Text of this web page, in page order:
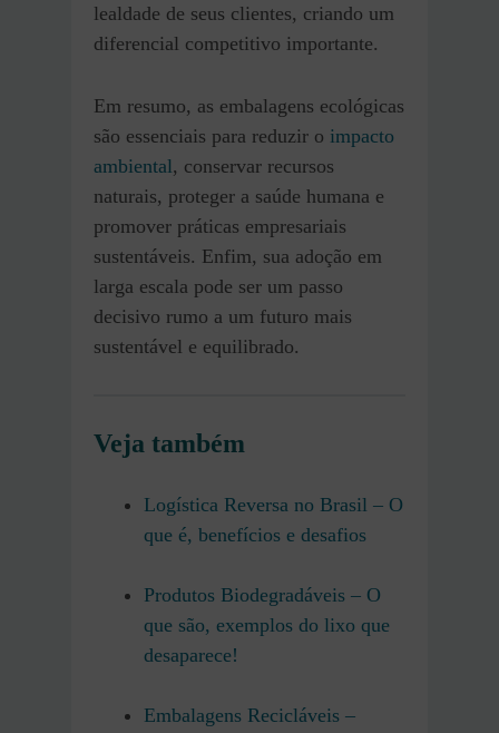
lealdade de seus clientes, criando um
diferencial competitivo importante.
Em resumo, as embalagens ecológicas
são essenciais para reduzir o impacto
ambiental, conservar recursos
naturais, proteger a saúde humana e
promover práticas empresariais
sustentáveis. Enfim, sua adoção em
larga escala pode ser um passo
decisivo rumo a um futuro mais
sustentável e equilibrado.
Veja também
Logística Reversa no Brasil – O
que é, benefícios e desafios
Produtos Biodegradáveis – O
que são, exemplos do lixo que
desaparece!
Embalagens Recicláveis –